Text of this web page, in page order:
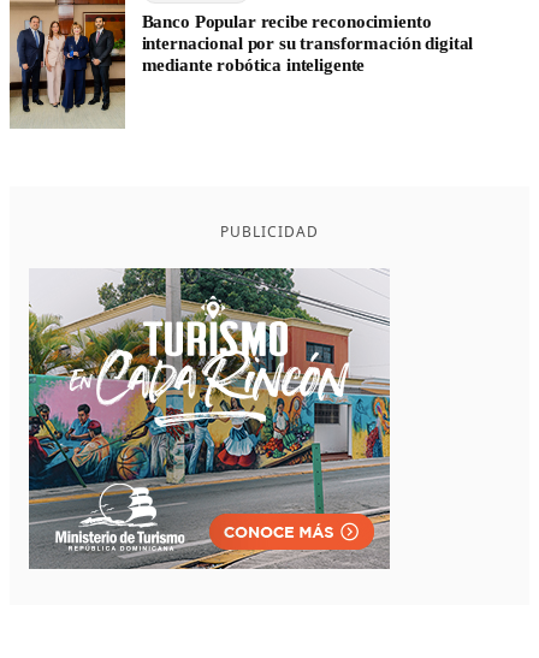
Banco Popular recibe reconocimiento
internacional por su transformación digital
mediante robótica inteligente
PUBLICIDAD